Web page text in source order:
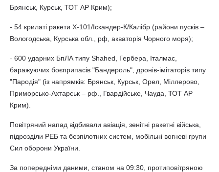
Брянськ, Курськ, ТОТ АР Крим);
- 54 крилаті ракети Х-101/Іскандер-К/Калібр (райони пусків –
Вологодська, Курська обл., рф, акваторія Чорного моря);
- 600 ударних БпЛА типу Shahed, Гербера, Італмас,
баражуючих боєприпасів "Бандероль", дронів-імітаторів типу
"Пародія" (із напрямків: Брянськ, Курськ, Орел, Міллерово,
Приморсько-Ахтарськ – рф., Гвардійське, Чауда, ТОТ АР
Крим).
Повітряний напад відбивали авіація, зенітні ракетні війська,
підрозділи РЕБ та безпілотних систем, мобільні вогневі групи
Сил оборони України.
За попередніми даними, станом на 09:30, протиповітряною